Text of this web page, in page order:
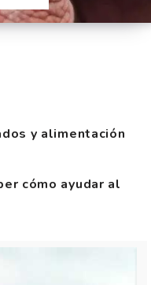
y alimentación
cómo ayudar al